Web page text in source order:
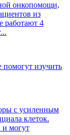
онкопомощи,
из
работают 4
помогут изучить
с усиленным
клеток.
и могут